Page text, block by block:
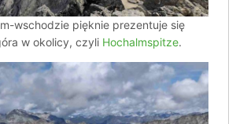
wschodzie pięknie prezentuje się
w okolicy, czyli Hochalmspitze.